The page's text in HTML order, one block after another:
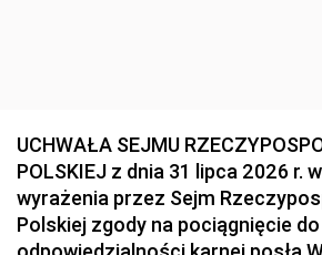
UCHWAŁA SEJMU
POLSKIEJ z dnia 31 lipca 2026 r.
wyrażenia przez Sejm
Polskiej zgody na pociągnięcie do